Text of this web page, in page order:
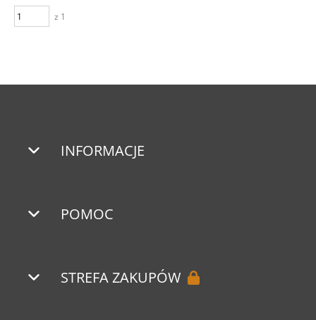
z 1
INFORMACJE
POMOC
STREFA ZAKUPÓW